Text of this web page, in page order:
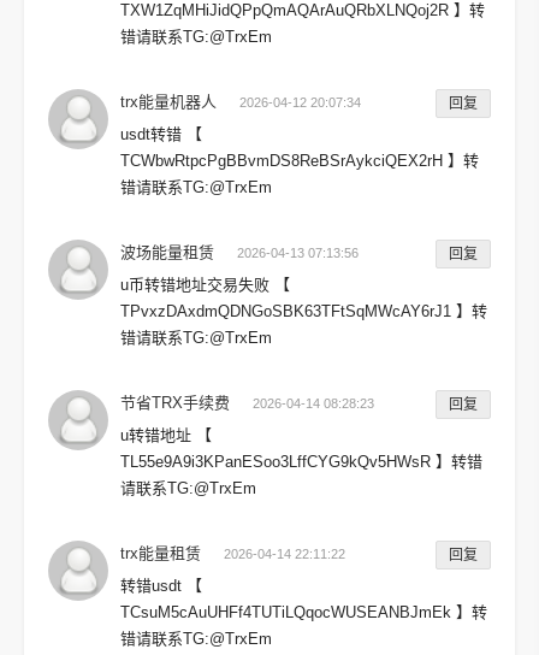
TXW1ZqMHiJidQPpQmAQArAuQRbXLNQoj2R 】转
错请联系TG:@TrxEm
trx能量机器人 2026-04-12 20:07:34 回复
usdt转错 【
TCWbwRtpcPgBBvmDS8ReBSrAykciQEX2rH 】转
错请联系TG:@TrxEm
波场能量租赁 2026-04-13 07:13:56 回复
u币转错地址交易失败 【
TPvxzDAxdmQDNGoSBK63TFtSqMWcAY6rJ1 】转
错请联系TG:@TrxEm
节省TRX手续费 2026-04-14 08:28:23 回复
u转错地址 【
TL55e9A9i3KPanESoo3LffCYG9kQv5HWsR 】转错
请联系TG:@TrxEm
trx能量租赁 2026-04-14 22:11:22 回复
转错usdt 【
TCsuM5cAuUHFf4TUTiLQqocWUSEANBJmEk 】转
错请联系TG:@TrxEm